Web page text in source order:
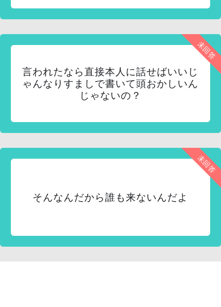
未回答
言われたなら直接本人に話せばいいじ
ゃんなりすましで書いて頭おかしいん
じゃないの？
未回答
そんなんだから誰も来ないんだよ